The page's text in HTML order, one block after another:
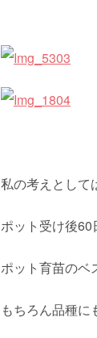
私の考えとして
ポット受け後60
ポット育苗のベ
もちろん品種に